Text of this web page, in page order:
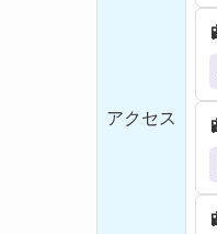
アクセス